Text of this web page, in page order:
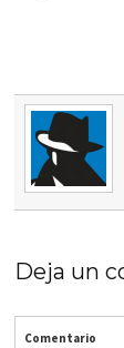
Deja un
Comentario